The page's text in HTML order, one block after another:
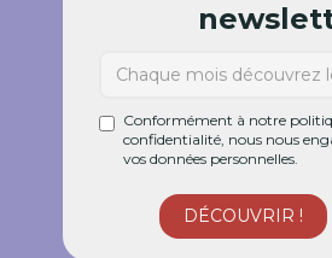
Conformément à notre
confidentialité, nous nous
vos données personnelles.